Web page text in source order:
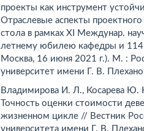
проекты как инструмент
Отраслевые аспекты проектного
стола в рамках ХI Междунар.
летнему юбилею кафедры и
Москва, 16 июня 2021 г.). М. :
университет имени Г. В.
Владимирова И. Л., Косарева
Точность оценки стоимости
жизненном цикле // Вестник
университета имени Г. В.